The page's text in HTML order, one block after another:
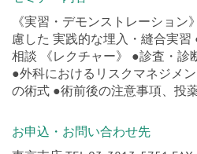
《実習・デモンストレーショ
慮した 実践的な埋入・縫合実
相談 《レクチャー》 ●診査・診
●外科におけるリスクマネジメ
の術式 ●術前後の注意事項、投
お申込・お問い合わせ先